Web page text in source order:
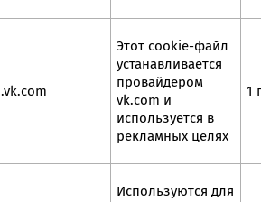
.vk.com
Этот cookie-файл
устанавливается
провайдером
vk.com и
используется в
рекламных целях
1
Используются для